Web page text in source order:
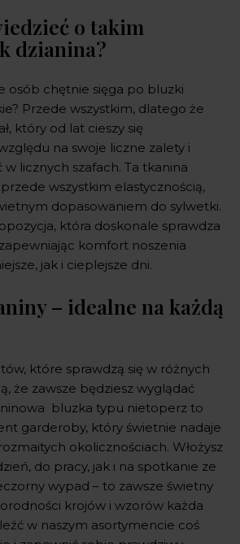
o takim
dzianina?
osób chętnie sięga po bluzki
Przede wszystkim, dlatego że
który od lat cieszy się
na swoje liczne zalety i
licznych szafach. Ta tkanina
wszystkim elastycznością,
dopasowaniem do sylwetki.
która doskonale sprawdza
komfort noszenia
jak i cieplejsze dni.
– idealne na każdą
które sprawdzą się w różnych
że zawsze będziesz wyglądać
bluzka typu nietoperz to
garderoby, który świetnie nadaje
okolicznościach. Włożysz
do pracy, jak i na spotkanie ze
wypad – to zawsze świetny
krojów i wzorów każda
w naszym asortymencie coś